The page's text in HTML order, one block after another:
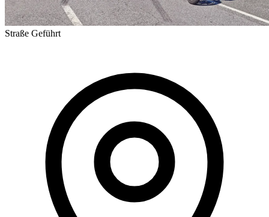
Straße Geführt